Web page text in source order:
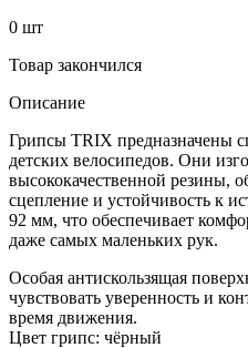
0 шт
Товар закончился
Описание
Грипсы TRIX предназначены
детских велосипедов. Они
высококачественной резины,
сцепление и устойчивость к
92 мм, что обеспечивает
даже самых маленьких рук.
Особая антискользящая
чувствовать уверенность и
время движения.
Цвет грипс: чёрный